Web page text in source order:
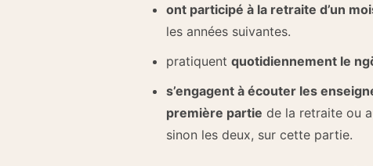
ont participé à la retraite d’un
les années suivantes.
pratiquent quotidiennement le
s’engagent à écouter les
première partie de la retraite ou
sinon les deux, sur cette partie.